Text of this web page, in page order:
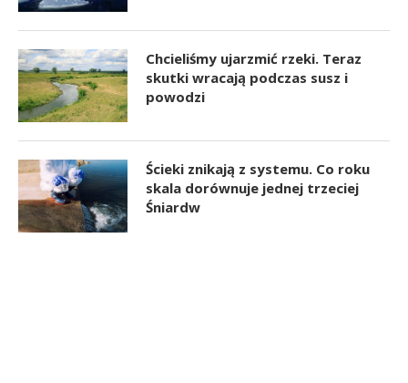
Chcieliśmy ujarzmić rzeki. Teraz
skutki wracają podczas susz i
powodzi
Ścieki znikają z systemu. Co roku
skala dorównuje jednej trzeciej
Śniardw